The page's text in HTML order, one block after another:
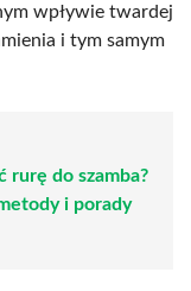
wpływie twardej
i tym samym
rurę do szamba?
i porady